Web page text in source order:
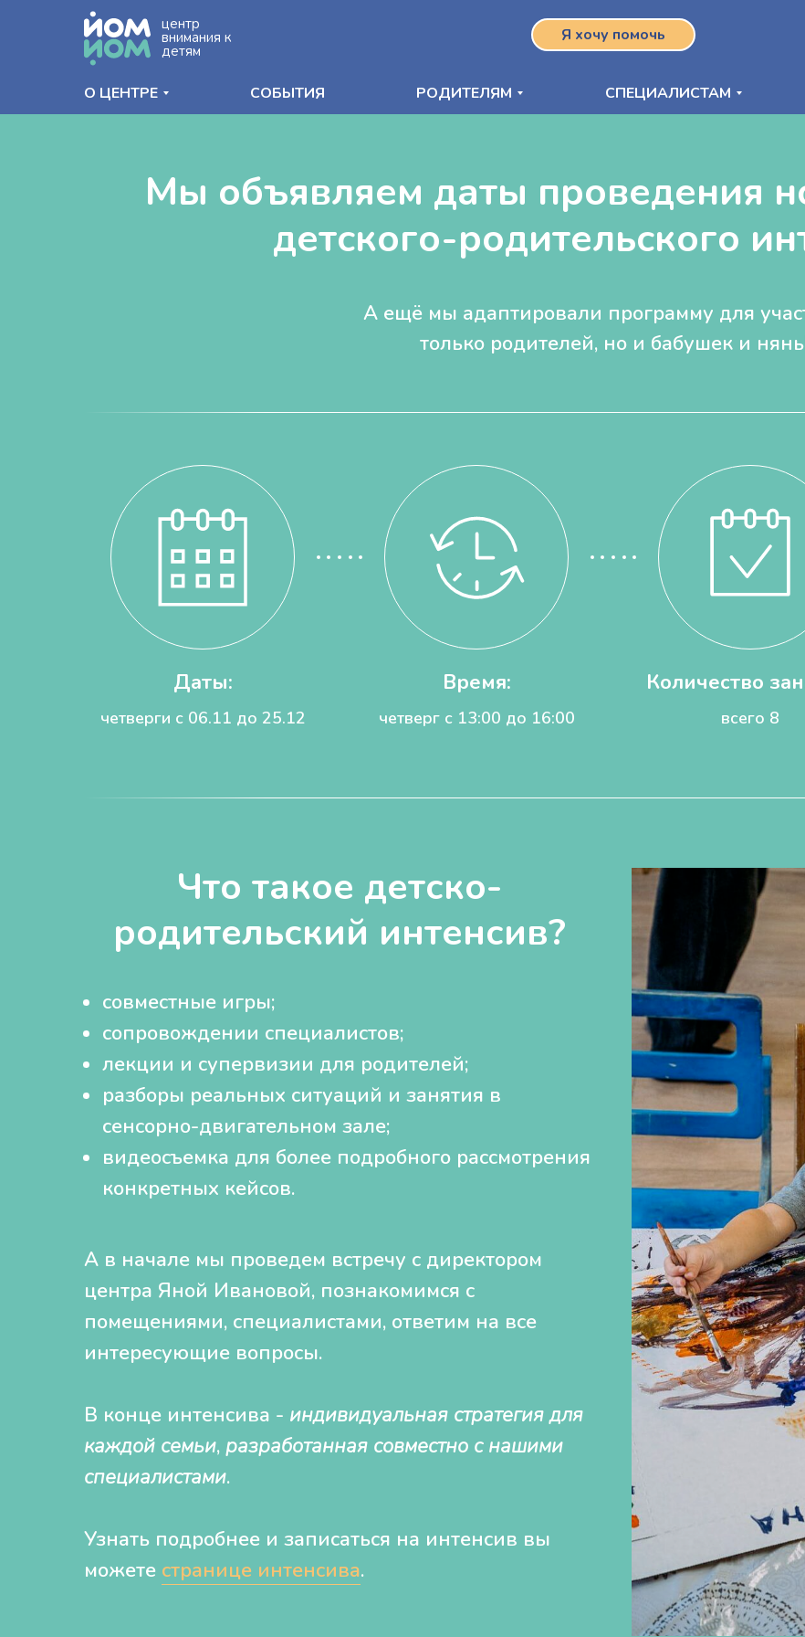
СПЕЦИАЛИСТАМ
РОДИТЕЛЯМ
СОБЫТИЯ
О ЦЕНТРЕ
Я хочу помочь
центр
внимания к
детям
Мы объявляем даты проведения
детского-родительского
А ещё мы адаптировали программу для
только родителей, но и бабушек и
Даты:
четверги с 06.11 до 25.12
Время:
четверг с 13:00 до 16:00
Количество
всего 8
Что такое детско-
родительский интенсив?
совместные игры;
сопровождении специалистов;
лекции и супервизии для родителей;
разборы реальных ситуаций и занятия в
сенсорно-двигательном зале;
видеосъемка для более подробного рассмотрения
конкретных кейсов.
А в начале мы проведем встречу с директором
центра Яной Ивановой, познакомимся с
помещениями, специалистами, ответим на все
интересующие вопросы.
В конце интенсива - индивидуальная стратегия для
каждой семьи, разработанная совместно с нашими
специалистами.
Узнать подробнее и записаться на интенсив вы
можете странице интенсива.